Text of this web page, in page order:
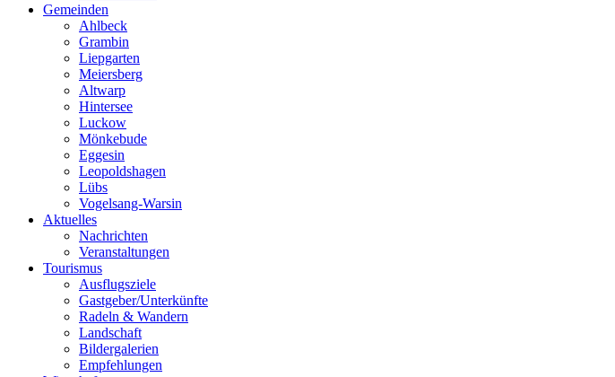
Gemeinden
Ahlbeck
Grambin
Liepgarten
Meiersberg
Altwarp
Hintersee
Luckow
Mönkebude
Eggesin
Leopoldshagen
Lübs
Vogelsang-Warsin
Aktuelles
Nachrichten
Veranstaltungen
Tourismus
Ausflugsziele
Gastgeber/Unterkünfte
Radeln & Wandern
Landschaft
Bildergalerien
Empfehlungen